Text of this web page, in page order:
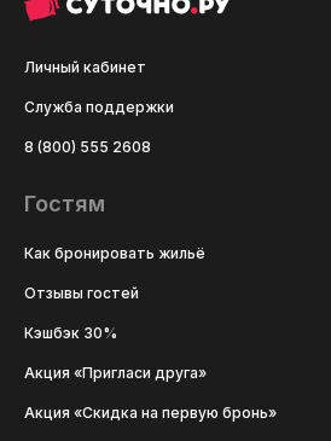
Личный кабинет
Служба поддержки
8 (800) 555 2608
Гостям
Как бронировать жильё
Отзывы гостей
Кэшбэк 30%
Акция «Пригласи друга»
Акция «Скидка на первую бронь»